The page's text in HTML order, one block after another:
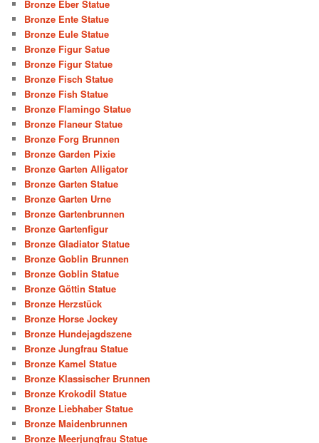
Bronze Eber Statue
Bronze Ente Statue
Bronze Eule Statue
Bronze Figur Satue
Bronze Figur Statue
Bronze Fisch Statue
Bronze Fish Statue
Bronze Flamingo Statue
Bronze Flaneur Statue
Bronze Forg Brunnen
Bronze Garden Pixie
Bronze Garten Alligator
Bronze Garten Statue
Bronze Garten Urne
Bronze Gartenbrunnen
Bronze Gartenfigur
Bronze Gladiator Statue
Bronze Goblin Brunnen
Bronze Goblin Statue
Bronze Göttin Statue
Bronze Herzstück
Bronze Horse Jockey
Bronze Hundejagdszene
Bronze Jungfrau Statue
Bronze Kamel Statue
Bronze Klassischer Brunnen
Bronze Krokodil Statue
Bronze Liebhaber Statue
Bronze Maidenbrunnen
Bronze Meerjungfrau Statue